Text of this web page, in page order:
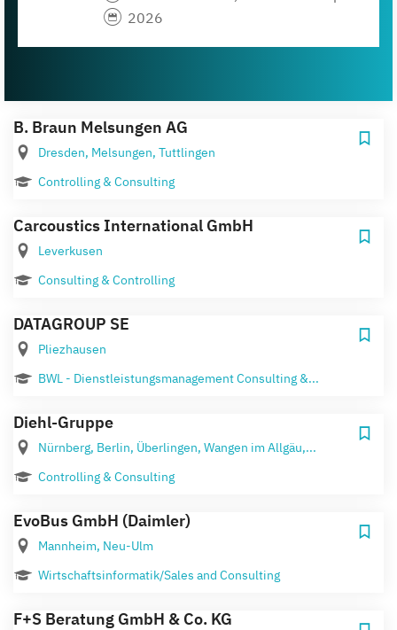
2026
B. Braun Melsungen AG
Dresden, Melsungen, Tuttlingen
Controlling & Consulting
Carcoustics International GmbH
Leverkusen
Consulting & Controlling
DATAGROUP SE
Pliezhausen
BWL - Dienstleistungsmanagement Consulting &...
Diehl-Gruppe
Nürnberg, Berlin, Überlingen, Wangen im Allgäu,...
Controlling & Consulting
EvoBus GmbH (Daimler)
Mannheim, Neu-Ulm
Wirtschaftsinformatik/Sales and Consulting
F+S Beratung GmbH & Co. KG